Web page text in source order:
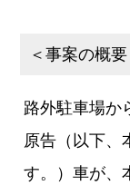
＜事案の概要
路外駐車場か
原告（以下、
す。）車が、